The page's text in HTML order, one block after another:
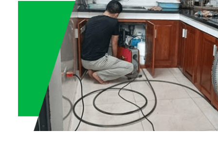
trách nhiệm, dẫn tới tiền mất mà quyền lợi không được
5. Sử dụng hóa chất không rõ nguồn gốc, gây hỏng
Một chiêu thức nữa là thợ tự ý đổ hóa chất lạ, không rõ
ăn mòn cực mạnh, dễ gây hư hỏng, thủng ống nước,
buộc khách phải tốn thêm chi phí sửa chữa lớn, trong
6. Tạo áp lực tâm lý để khách hàng nhanh chóng
Trong một số tình huống, nếu khách hàng phát hiện
nói năng thiếu thiện chí hoặc thậm chí gây áp lực tâm lý
hàng rất phổ biến trong các dịch vụ thiếu uy tín hiện nay.